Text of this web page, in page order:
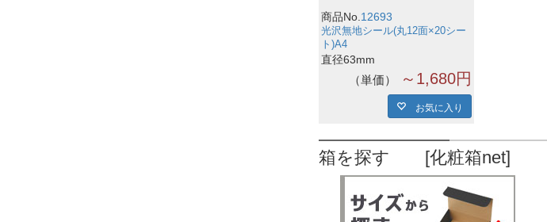
商品No.12693
光沢無地シール(丸12面×20シー
ト)A4
直径63mm
単価 ～1,680円
お気に入り
箱を探す [化粧箱net]